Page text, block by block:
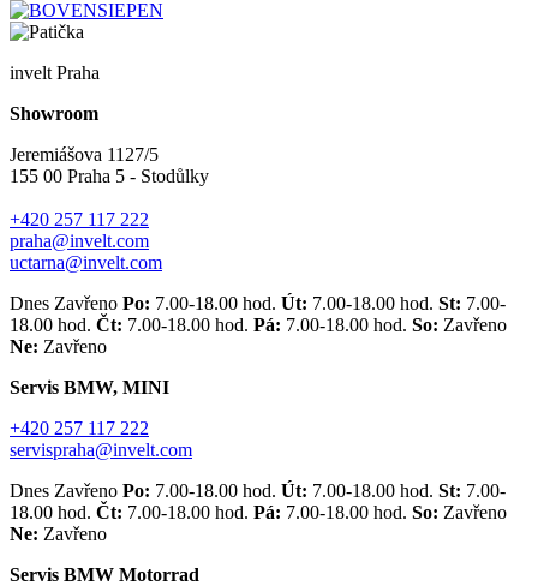
invelt Praha
Showroom
Jeremiášova 1127/5
155 00 Praha 5 - Stodůlky
+420 257 117 222
praha@invelt.com
uctarna@invelt.com
Dnes Zavřeno Po: 7.00-18.00 hod. Út: 7.00-18.00 hod. St: 7.00-
18.00 hod. Čt: 7.00-18.00 hod. Pá: 7.00-18.00 hod. So: Zavřeno
Ne: Zavřeno
Servis BMW, MINI
+420 257 117 222
servispraha@invelt.com
Dnes Zavřeno Po: 7.00-18.00 hod. Út: 7.00-18.00 hod. St: 7.00-
18.00 hod. Čt: 7.00-18.00 hod. Pá: 7.00-18.00 hod. So: Zavřeno
Ne: Zavřeno
Servis BMW Motorrad